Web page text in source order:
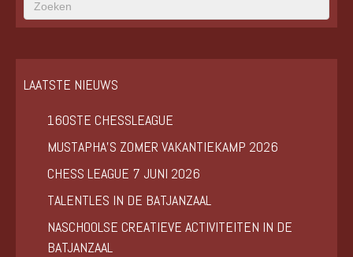
LAATSTE NIEUWS
160STE CHESSLEAGUE
MUSTAPHA’S ZOMER VAKANTIEKAMP 2026
CHESS LEAGUE 7 JUNI 2026
TALENTLES IN DE BATJANZAAL
NASCHOOLSE CREATIEVE ACTIVITEITEN IN DE
BATJANZAAL